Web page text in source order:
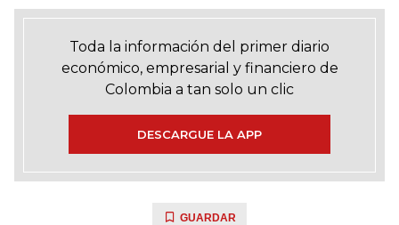
Toda la información del primer diario
económico, empresarial y financiero de
Colombia a tan solo un clic
DESCARGUE LA APP
GUARDAR